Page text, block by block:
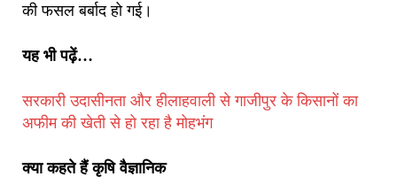
की फसल बर्बाद हो गई।
यह भी पढ़ें…
सरकारी उदासीनता और हीलाहवाली से गाजीपुर के किसानों का
अफीम की खेती से हो रहा है मोहभंग
क्या कहते हैं कृषि वैज्ञानिक